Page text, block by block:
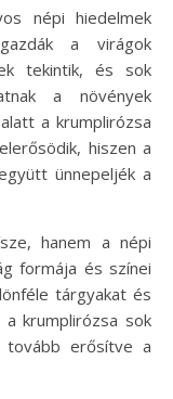
népi hiedelmek
a virágok
tekintik, és sok
a növények
a krumplirózsa
hiszen a
ünnepeljék a
hanem a népi
formája és színei
tárgyakat és
krumplirózsa sok
tovább erősítve a